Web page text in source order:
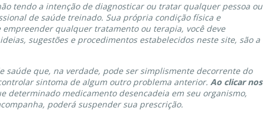
tendo a intenção de diagnosticar ou tratar qualquer pessoa ou
de saúde treinado. Sua própria condição física e
qualquer tratamento ou terapia, você deve
sugestões e procedimentos estabelecidos neste site, são a
saúde que, na verdade, pode ser simplismente decorrente do
sintoma de algum outro problema anterior. Ao clicar nos
determinado medicamento desencadeia em seu organismo,
poderá suspender sua prescrição.